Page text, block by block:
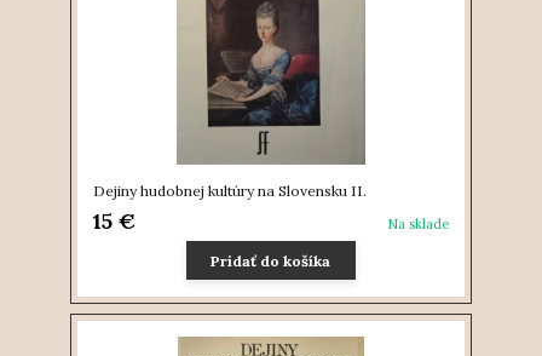
Dejiny hudobnej kultúry na Slovensku II.
15 € Na sklade
Pridať do košíka